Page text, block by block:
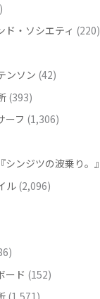
ド・ソシエティ (220)
ンソン (42)
(393)
ーフ (1,306)
ンジツの波乗り。』
ル (2,096)
ード (152)